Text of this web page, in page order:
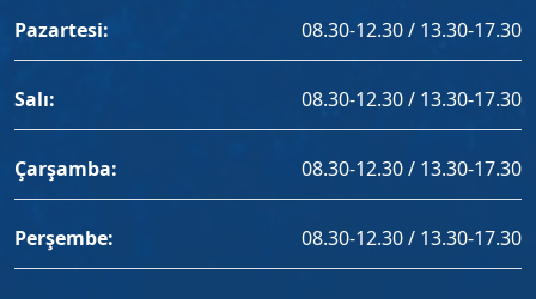
Pazartesi: 08.30-12.30 / 13.30-17.30
Salı: 08.30-12.30 / 13.30-17.30
Çarşamba: 08.30-12.30 / 13.30-17.30
Perşembe: 08.30-12.30 / 13.30-17.30